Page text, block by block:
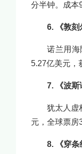
分半钟。成本
6. 《敦刻
诺兰用
5.27亿美元，
7. 《波斯
犹太人虚
元，全球票房
8. 《穿